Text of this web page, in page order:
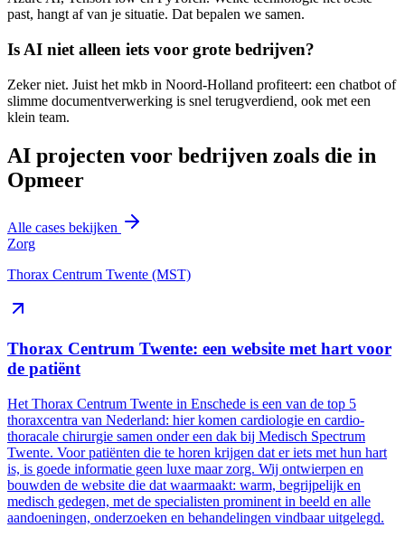
past, hangt af van je situatie. Dat bepalen we samen.
Is AI niet alleen iets voor grote bedrijven?
Zeker niet. Juist het mkb in Noord-Holland profiteert: een chatbot of
slimme documentverwerking is snel terugverdiend, ook met een
klein team.
AI projecten voor bedrijven zoals die in
Opmeer
Alle cases bekijken
Zorg
Thorax Centrum Twente (MST)
Thorax Centrum Twente: een website met hart voor
de patiënt
Het Thorax Centrum Twente in Enschede is een van de top 5
thoraxcentra van Nederland: hier komen cardiologie en cardio-
thoracale chirurgie samen onder een dak bij Medisch Spectrum
Twente. Voor patiënten die te horen krijgen dat er iets met hun hart
is, is goede informatie geen luxe maar zorg. Wij ontwierpen en
bouwden de website die dat waarmaakt: warm, begrijpelijk en
medisch gedegen, met de specialisten prominent in beeld en alle
aandoeningen, onderzoeken en behandelingen vindbaar uitgelegd.